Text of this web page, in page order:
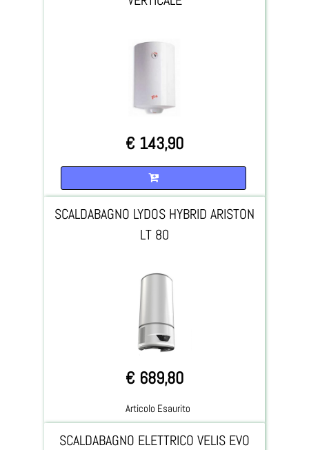
€ 143,90
SCALDABAGNO LYDOS HYBRID ARISTON
LT 80
€ 689,80
Articolo Esaurito
SCALDABAGNO ELETTRICO VELIS EVO